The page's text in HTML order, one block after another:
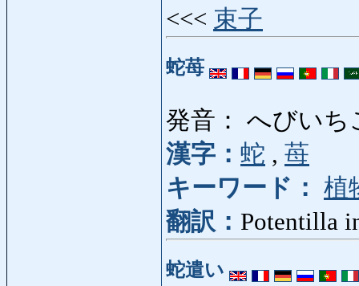
<<< 束子
蛇苺
発音： へびいち
漢字： 蛇 , 苺
キーワード： 植
翻訳： Potentilla
蛇遣い